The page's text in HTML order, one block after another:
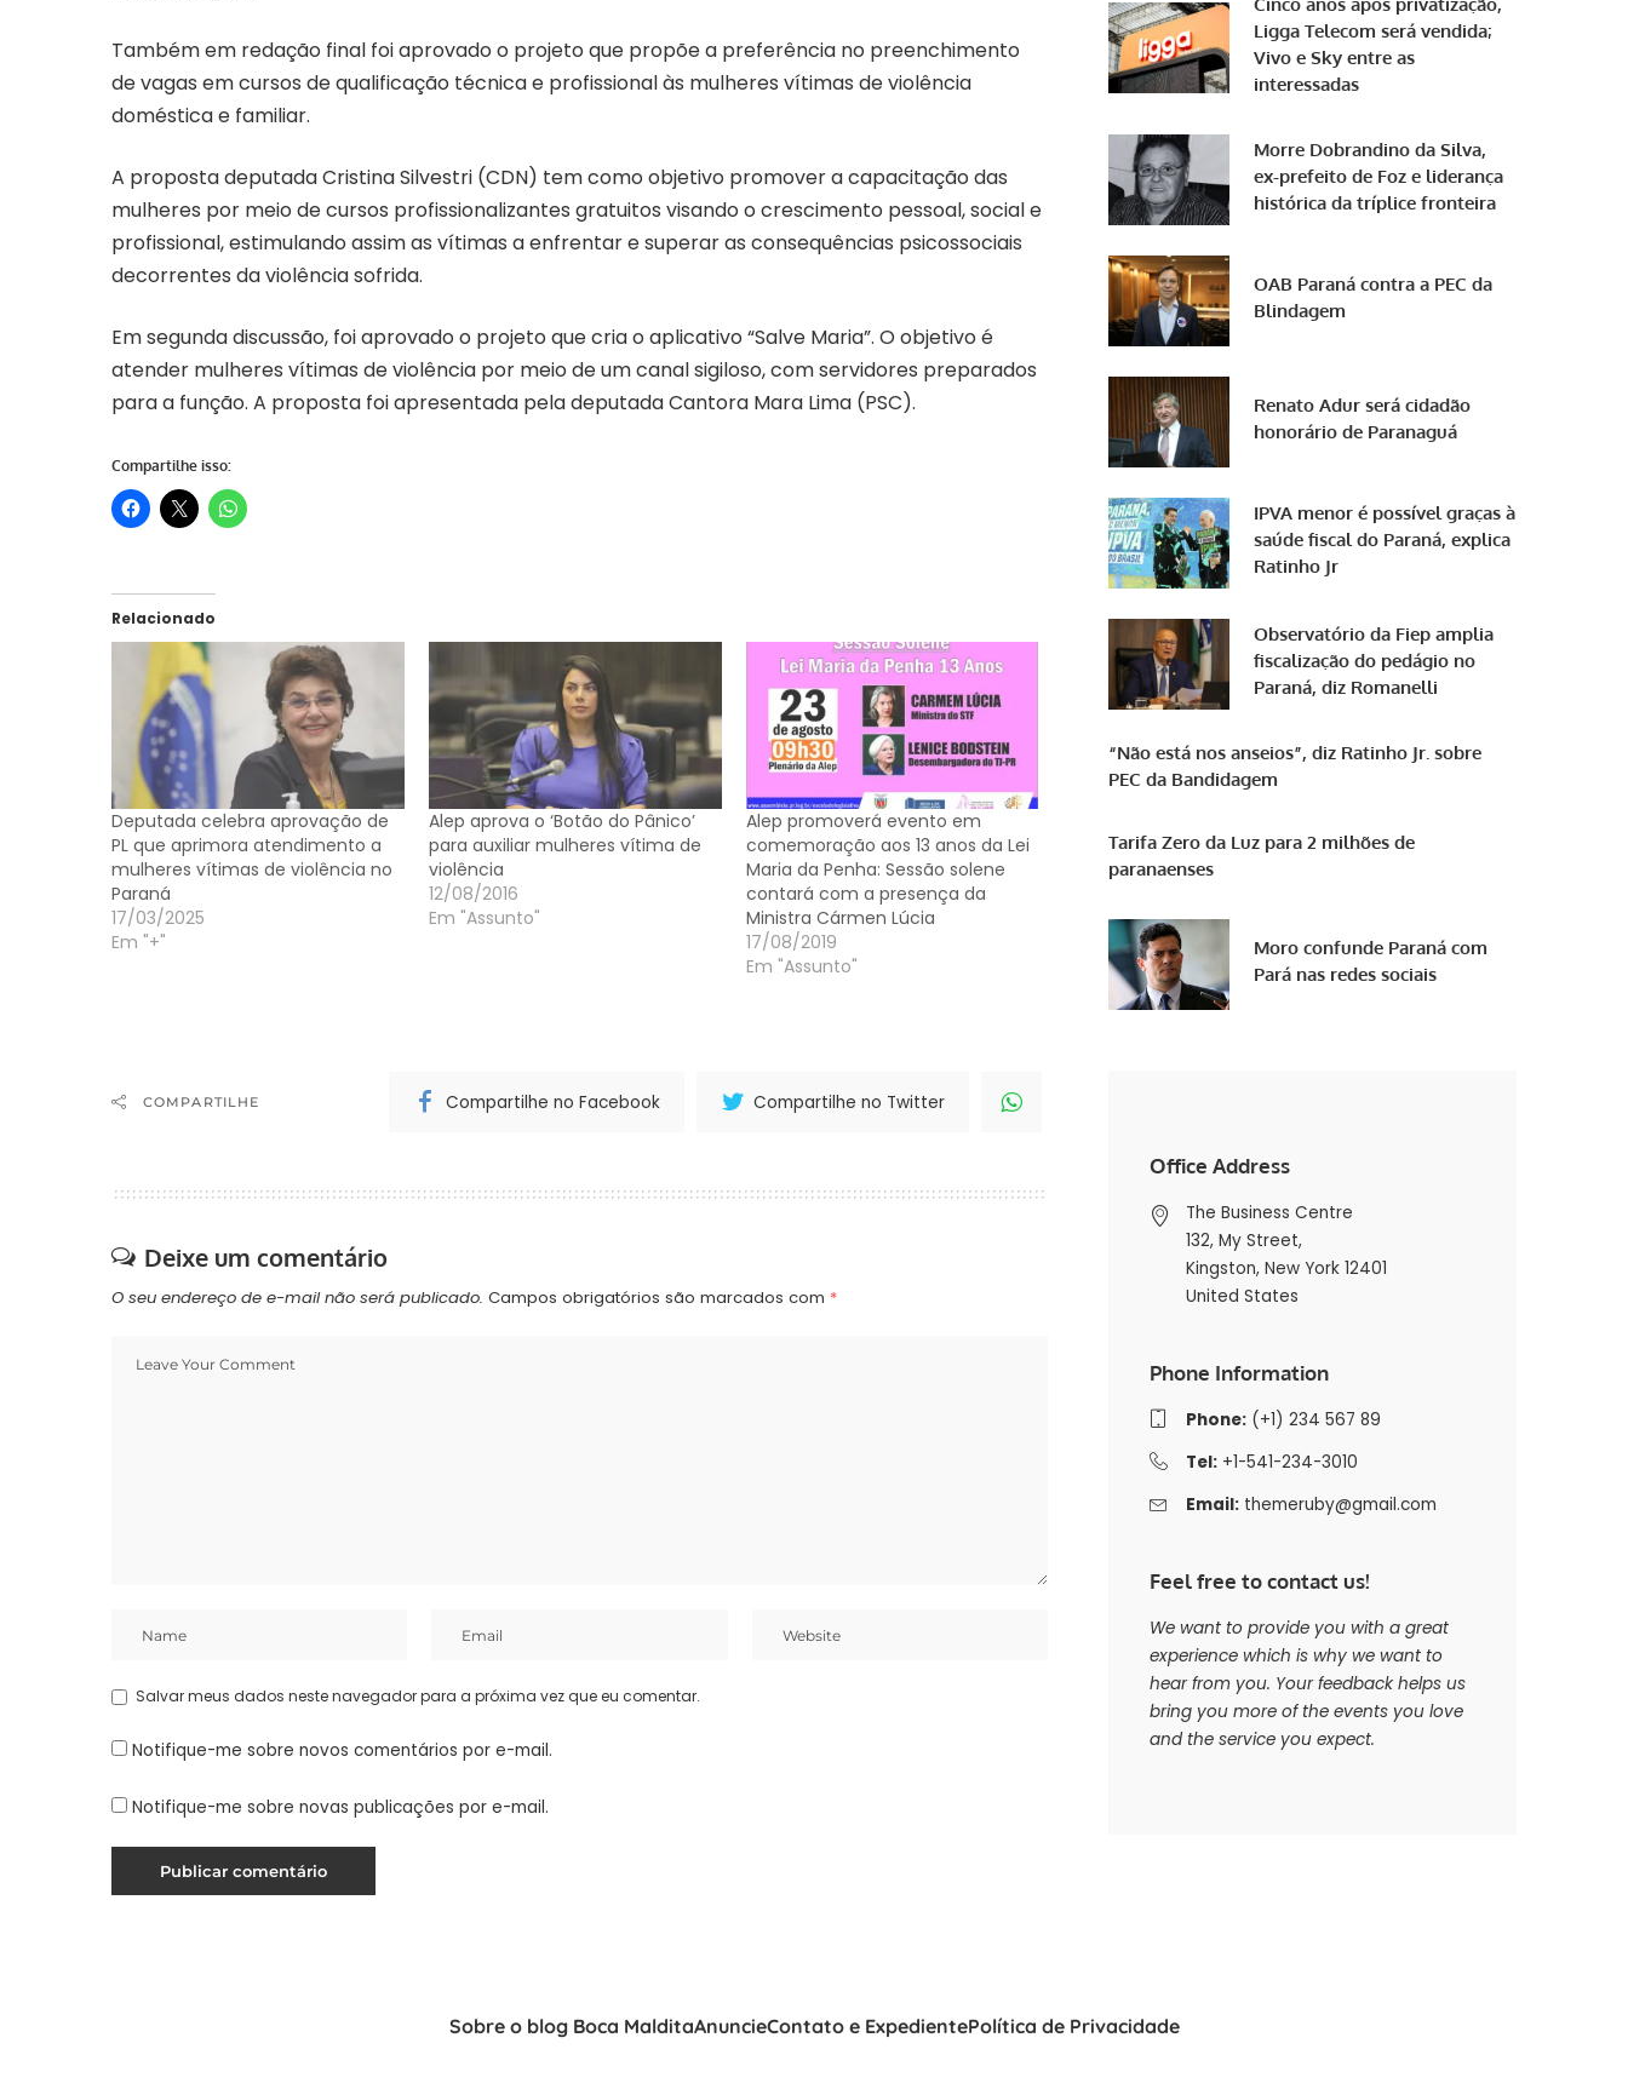
Também em redação final foi aprovado o projeto que propõe a preferência no preenchimento
de vagas em cursos de qualificação técnica e profissional às mulheres vítimas de violência
doméstica e familiar.
A proposta deputada Cristina Silvestri (CDN) tem como objetivo promover a capacitação das
mulheres por meio de cursos profissionalizantes gratuitos visando o crescimento pessoal, social e
profissional, estimulando assim as vítimas a enfrentar e superar as consequências psicossociais
decorrentes da violência sofrida.
Em segunda discussão, foi aprovado o projeto que cria o aplicativo “Salve Maria”. O objetivo é
atender mulheres vítimas de violência por meio de um canal sigiloso, com servidores preparados
para a função. A proposta foi apresentada pela deputada Cantora Mara Lima (PSC).
Compartilhe isso:
Relacionado
Deputada celebra aprovação de
PL que aprimora atendimento a
mulheres vítimas de violência no
Paraná
17/03/2025
Em "+"
Alep aprova o ‘Botão do Pânico’
para auxiliar mulheres vítima de
violência
12/08/2016
Em "Assunto"
Alep promoverá evento em
comemoração aos 13 anos da Lei
Maria da Penha: Sessão solene
contará com a presença da
Ministra Cármen Lúcia
17/08/2019
Em "Assunto"
COMPARTILHE Compartilhe no Facebook Compartilhe no Twitter
Deixe um comentário
O seu endereço de e-mail não será publicado. Campos obrigatórios são marcados com *
Salvar meus dados neste navegador para a próxima vez que eu comentar.
Notifique-me sobre novos comentários por e-mail.
Notifique-me sobre novas publicações por e-mail.
Ligga Telecom será vendida;
Vivo e Sky entre as
interessadas
Morre Dobrandino da Silva,
ex-prefeito de Foz e liderança
histórica da tríplice fronteira
OAB Paraná contra a PEC da
Blindagem
Renato Adur será cidadão
honorário de Paranaguá
IPVA menor é possível graças à
saúde fiscal do Paraná, explica
Ratinho Jr
Observatório da Fiep amplia
fiscalização do pedágio no
Paraná, diz Romanelli
“Não está nos anseios”, diz Ratinho Jr. sobre
PEC da Bandidagem
Tarifa Zero da Luz para 2 milhões de
paranaenses
Moro confunde Paraná com
Pará nas redes sociais
Office Address
The Business Centre
132, My Street,
Kingston, New York 12401
United States
Phone Information
Phone:(+1) 234 567 89
Tel:+1-541-234-3010
Email: themeruby@gmail.com
Feel free to contact us!
We want to provide you with a great
experience which is why we want to
hear from you. Your feedback helps us
bring you more of the events you love
and the service you expect.
Sobre o blog Boca MalditaAnuncieContato e ExpedientePolítica de Privacidade